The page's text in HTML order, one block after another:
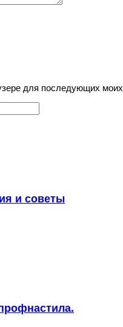
для последующих
и советы